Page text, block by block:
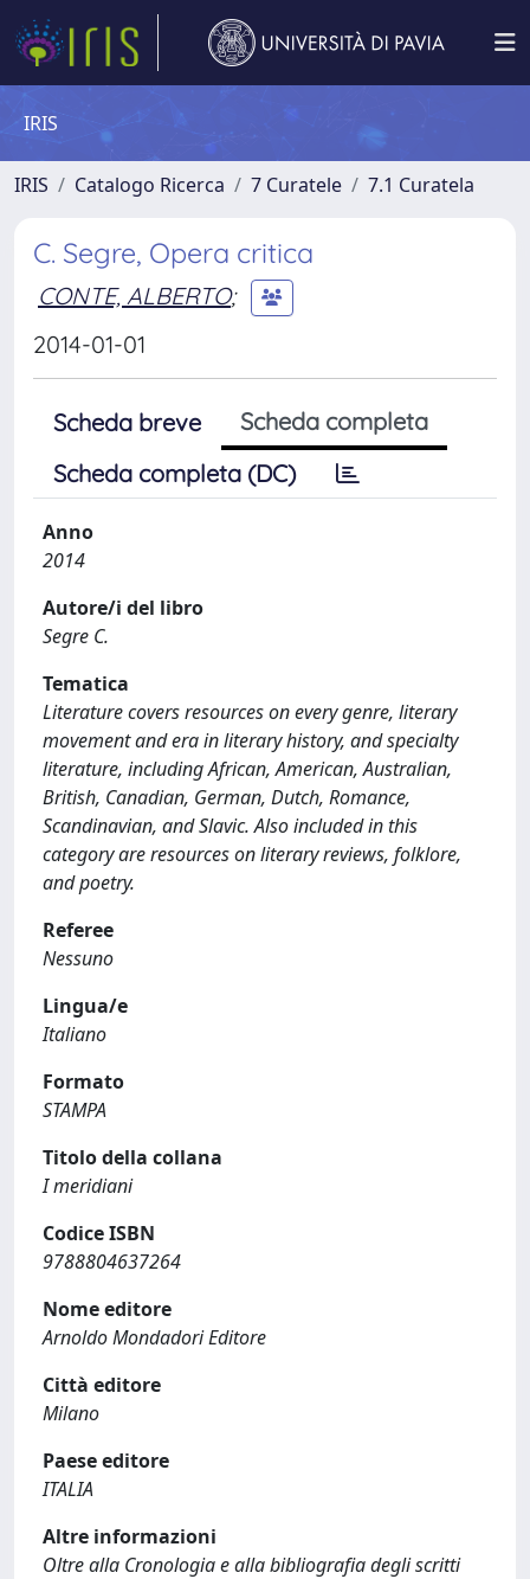
IRIS
IRIS Catalogo Ricerca 7 Curatele 7.1 Curatela
C. Segre, Opera critica
CONTE, ALBERTO;
2014-01-01
Scheda breve
Scheda completa
Scheda completa (DC)
Anno
2014
Autore/i del libro
Segre C.
Tematica
Literature covers resources on every genre, literary
movement and era in literary history, and specialty
literature, including African, American, Australian,
British, Canadian, German, Dutch, Romance,
Scandinavian, and Slavic. Also included in this
category are resources on literary reviews, folklore,
and poetry.
Referee
Nessuno
Lingua/e
Italiano
Formato
STAMPA
Titolo della collana
I meridiani
Codice ISBN
9788804637264
Nome editore
Arnoldo Mondadori Editore
Città editore
Milano
Paese editore
ITALIA
Altre informazioni
Oltre alla Cronologia e alla bibliografia degli scritti